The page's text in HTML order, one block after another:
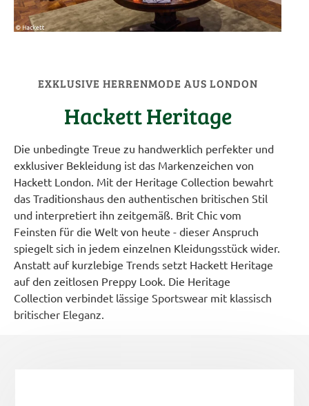
EXKLUSIVE HERRENMODE AUS LONDON
Hackett Heritage
Die unbedingte Treue zu handwerklich perfekter und
exklusiver Bekleidung ist das Markenzeichen von
Hackett London. Mit der Heritage Collection bewahrt
das Traditionshaus den authentischen britischen Stil
und interpretiert ihn zeitgemäß. Brit Chic vom
Feinsten für die Welt von heute - dieser Anspruch
spiegelt sich in jedem einzelnen Kleidungsstück wider.
Anstatt auf kurzlebige Trends setzt Hackett Heritage
auf den zeitlosen Preppy Look. Die Heritage
Collection verbindet lässige Sportswear mit klassisch
britischer Eleganz.